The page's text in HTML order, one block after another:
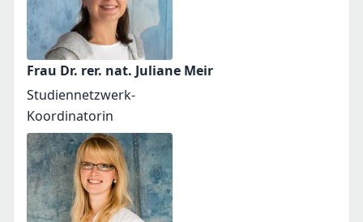
Frau Dr. rer. nat. Juliane Meir
Studiennetzwerk-
Koordinatorin